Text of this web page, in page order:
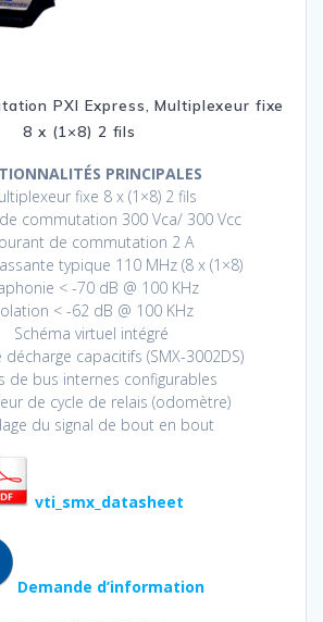
PXI Express, Multiplexeur fixe
8 x (1×8) 2 fils
PRINCIPALES
fixe 8 x (1×8) 2 fils
commutation 300 Vca/ 300 Vcc
de commutation 2 A
typique 110 MHz (8 x (1×8)
< -70 dB @ 100 KHz
< -62 dB @ 100 KHz
Schéma virtuel intégré
décharge capacitifs (SMX-3002DS)
de bus internes configurables
de cycle de relais (odomètre)
du signal de bout en bout
vti_smx_datasheet
Demande d’information